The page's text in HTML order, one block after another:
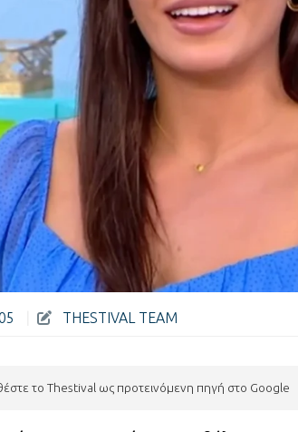
THESTIVAL TEAM
το Thestival ως προτεινόμενη πηγή στο Google